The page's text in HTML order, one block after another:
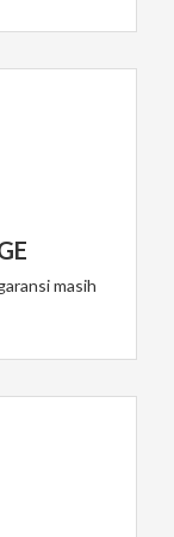
masih